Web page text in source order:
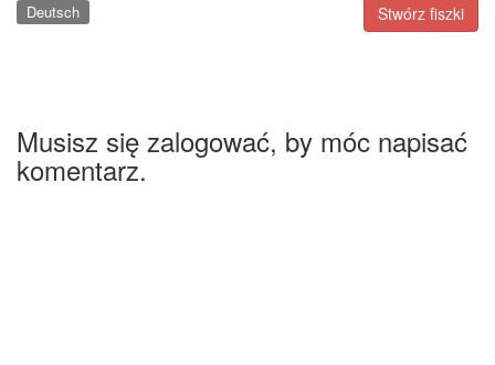
Stwórz fiszki
Deutsch
Musisz się zalogować, by móc napisać
komentarz.